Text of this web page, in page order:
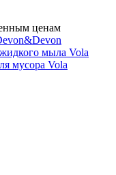
ценам
мыла Vola
мусора Vola